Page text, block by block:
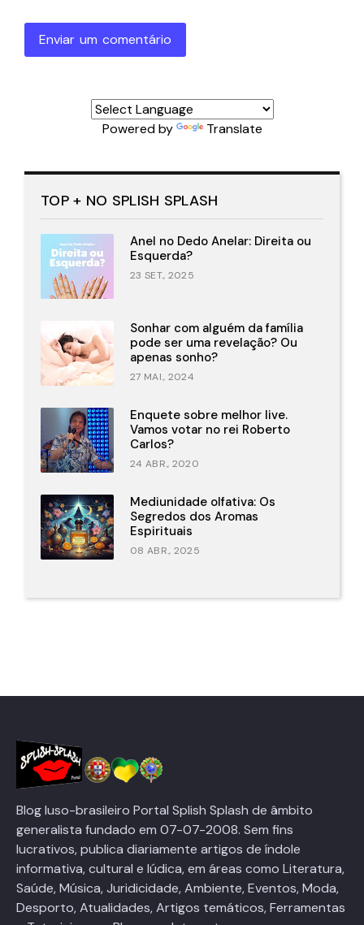
Enviar um comentário
Powered by Translate
TOP + NO SPLISH SPLASH
Anel no Dedo Anelar: Direita ou
Esquerda?
23 SET., 2025
Sonhar com alguém da família
pode ser uma revelação? Ou
apenas sonho?
27 MAI., 2024
Enquete sobre melhor live.
Vamos votar no rei Roberto
Carlos?
24 ABR., 2020
Mediunidade olfativa: Os
Segredos dos Aromas
Espirituais
08 ABR., 2025
Blog luso-brasileiro Portal Splish Splash de âmbito
generalista fundado em 07-07-2008. Sem fins
lucrativos, publica diariamente artigos de índole
informativa, cultural e lúdica, em áreas como Literatura,
Saúde, Música, Juridicidade, Ambiente, Eventos, Moda,
Desporto, Atualidades, Artigos temáticos, Ferramentas